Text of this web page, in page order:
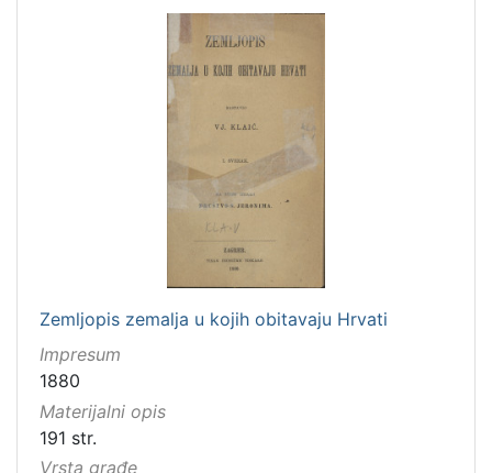
Zemljopis zemalja u kojih obitavaju Hrvati
Impresum
1880
Materijalni opis
191 str.
Vrsta građe